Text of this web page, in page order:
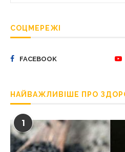
СОЦМЕРЕЖІ
FACEBOOK
НАЙВАЖЛИВІШЕ ПРО
1